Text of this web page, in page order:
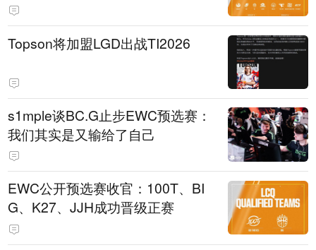
Topson将加盟LGD出战TI2026
s1mple谈BC.G止步EWC预选赛：
我们其实是又输给了自己
EWC公开预选赛收官：100T、BI
G、K27、JJH成功晋级正赛